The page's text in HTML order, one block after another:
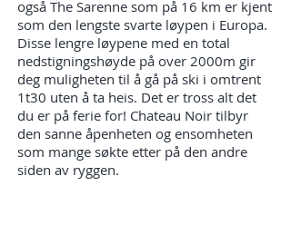
også The Sarenne som på 16 km er kjent
som den lengste svarte løypen i Europa.
Disse lengre løypene med en total
nedstigningshøyde på over 2000m gir
deg muligheten til å gå på ski i omtrent
1t30 uten å ta heis. Det er tross alt det
du er på ferie for! Chateau Noir tilbyr
den sanne åpenheten og ensomheten
som mange søkte etter på den andre
siden av ryggen.